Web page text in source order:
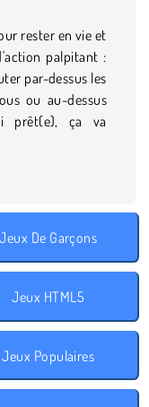
rester en vie et
palpitant :
par-dessus les
ou au-dessus
prêt(e), ça va
Jeux De Garçons
Jeux HTML5
Jeux Populaires